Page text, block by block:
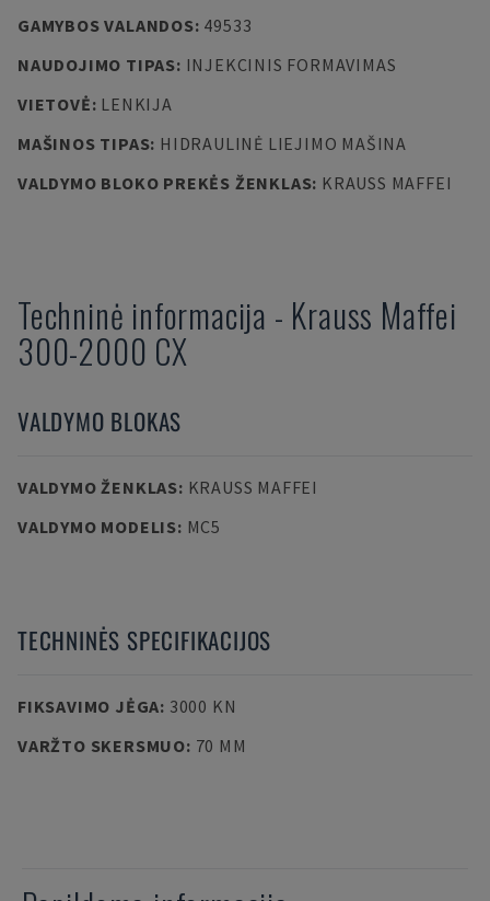
GAMYBOS VALANDOS: 49533
NAUDOJIMO TIPAS: INJEKCINIS FORMAVIMAS
VIETOVĖ: LENKIJA
MAŠINOS TIPAS: HIDRAULINĖ LIEJIMO MAŠINA
VALDYMO BLOKO PREKĖS ŽENKLAS: KRAUSS MAFFEI
Techninė informacija - Krauss Maffei
300-2000 CX
VALDYMO BLOKAS
VALDYMO ŽENKLAS: KRAUSS MAFFEI
VALDYMO MODELIS: MC5
TECHNINĖS SPECIFIKACIJOS
FIKSAVIMO JĖGA: 3000 KN
VARŽTO SKERSMUO: 70 MM